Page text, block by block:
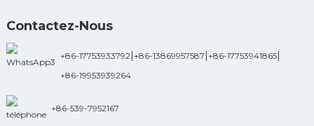
Contactez-Nous
+86-17753933792| +86-13869957587 +86-17753941865|
+86-19953939264
+86-539-7952167